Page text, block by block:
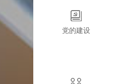
党的建设